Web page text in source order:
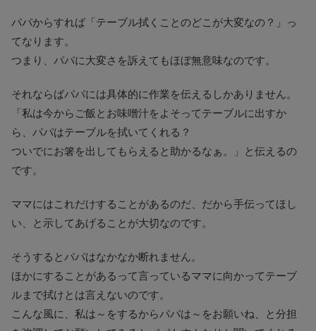
パパからすれば「テーブル拭くことのどこが大変なの？」っ
てなります。
つまり、パパに大変さを訴えてもほぼ無意味なのです。
それならばパパには具体的に作業を伝えるしかありません。
「私は今からご飯とお味噌汁をよそってテーブルに出すか
ら、パパはテーブルを拭いてくれる？
ついでにお箸を出してもらえると助かるなぁ。」と伝えるの
です。
ママにはこれだけすることがあるのだ、だから手伝ってほし
い、と示してあげることが大切なのです。
そうするとパパはなかなか断れません。
ほかにすることがあるって言っているママに向かってテーブ
ルまで拭けとは言えないのです。
こんな風に、私は～をするからパパは～をお願いね、と分担